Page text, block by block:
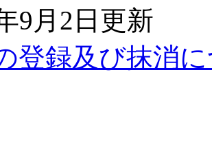
9月2日更新
登録及び抹消